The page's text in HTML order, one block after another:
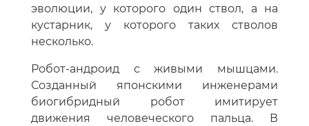
эволюции, у которого один ствол, а на
кустарник, у которого таких стволов
несколько.
Робот-андроид с живыми мышцами.
Созданный японскими инженерами
биогибридный робот имитирует
движения человеческого пальца. В